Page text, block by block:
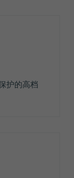
护的高档